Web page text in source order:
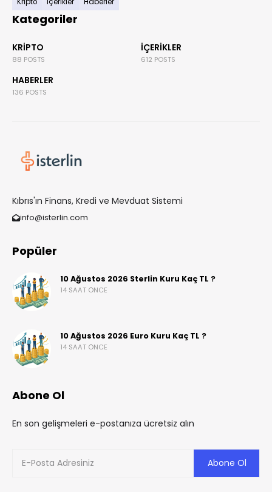
Kategoriler
KRIPTO
88 POSTS
İÇERIKLER
612 POSTS
HABERLER
136 POSTS
Kıbrıs'ın Finans, Kredi ve Mevduat Sistemi
info@isterlin.com
Popüler
10 Ağustos 2026 Sterlin Kuru Kaç TL ?
14 SAAT ÖNCE
10 Ağustos 2026 Euro Kuru Kaç TL ?
14 SAAT ÖNCE
Abone Ol
En son gelişmeleri e-postanıza ücretsiz alın